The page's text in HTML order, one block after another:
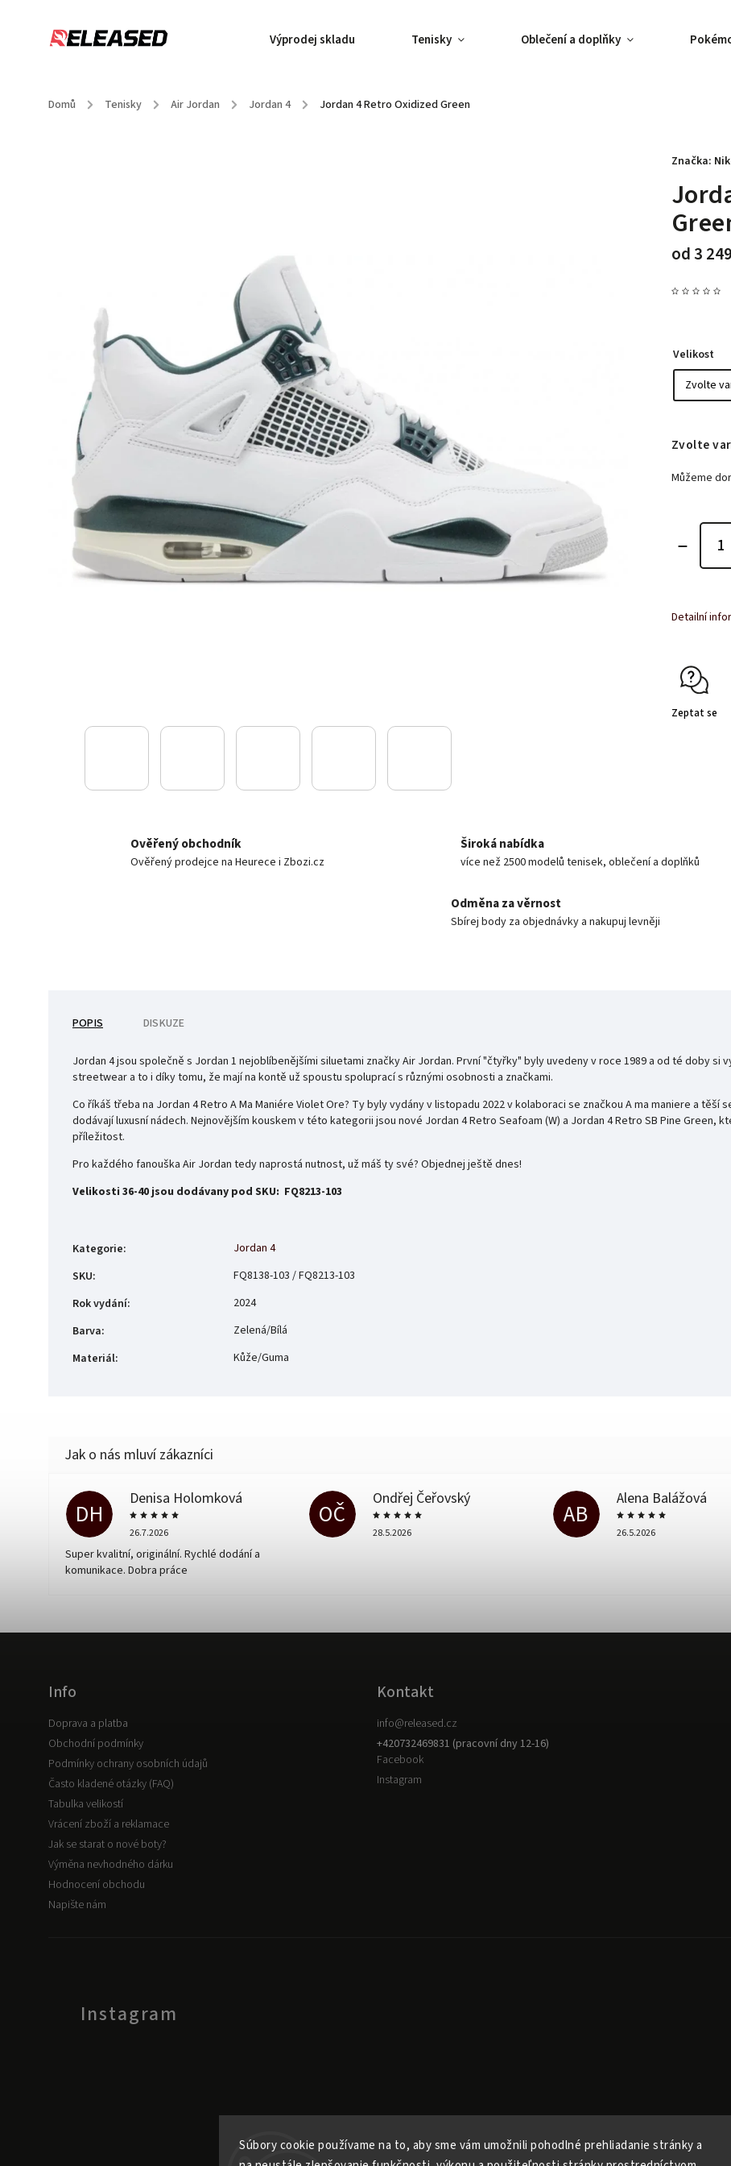
Súbory cookie používame na to, aby sme vám umožnili pohodlné prehliadanie stránky a
Výprodej skladu Tenisky Oblečení a doplňky
Domů / Tenisky / Air Jordan / Jordan 4 / Jordan 4 Retro Oxidized Green
od 3
Značka:
Velikost
Zvolte
Můžeme
Detailní
Zeptat se
Ověřený obchodník
Ověřený prodejce na Heurece i Zbozi.cz
Široká nabídka
více než 2500 modelů tenisek, oblečení a doplňků
Odměna za věrnost
Sbírej body za objednávky a nakupuj levněji
POPIS DISKUZE
Jordan 4 jsou společně s Jordan 1 nejoblíbenějšími siluetami značky Air Jordan. První "čtyřky" byly uvedeny v roce 1989 a od té doby si
streetwear a to i díky tomu, že mají na kontě už spoustu spoluprací s různými osobnosti a značkami.
Co říkáš třeba na Jordan 4 Retro A Ma Maniére Violet Ore? Ty byly vydány v listopadu 2022 v kolaboraci se značkou A ma maniere a
dodávají luxusní nádech. Nejnovějším kouskem v této kategorii jsou nové Jordan 4 Retro Seafoam (W) a Jordan 4 Retro SB Pine Green,
příležitost.
Pro každého fanouška Air Jordan tedy naprostá nutnost, už máš ty své? Objednej ještě dnes!
Velikosti 36-40 jsou dodávany pod SKU: FQ8213-103
Kategorie:
Jordan 4
SKU:
FQ8138-103 / FQ8213-103
Rok vydání:
2024
Barva:
Zelená/Bílá
Materiál: Kůže/Guma
DH
Denisa Holomková
26.7.2026
Super kvalitní, originální. Rychlé dodání a
komunikace. Dobra práce
OČ
Ondřej Čeřovský
28.5.2026
AB
Alena Balážová
26.5.2026
Instagram
Info
Doprava a platba
Obchodní podmínky
Podmínky ochrany osobních údajů
Často kladené otázky (FAQ)
Tabulka velikostí
Vrácení zboží a reklamace
Jak se starat o nové boty?
Výměna nevhodného dárku
Hodnocení obchodu
Napište nám
Kontakt
info@released.cz
+420732469831 (pracovní dny 12-16)
Facebook
Instagram
Upravit nastavení cookies
Vytvořil Shoptet| DesignShoptak.cz